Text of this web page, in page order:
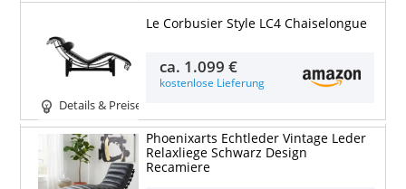
Details & Preise
Le Corbusier Style LC4 Chaiselongue
ca. 1.099 €
kostenlose Lieferung
Phoenixarts Echtleder Vintage Leder
Relaxliege Schwarz Design
Recamiere